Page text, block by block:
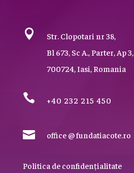

Str. Clopotari nr 38,
Bl 673, Sc A., Parter, Ap 3,
700724, Iasi, Romania
 +40 232 215 450
 office @ fundatiacote.ro
Politica de confidențialitate